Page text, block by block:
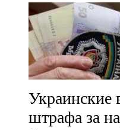
Украинские
штрафа за